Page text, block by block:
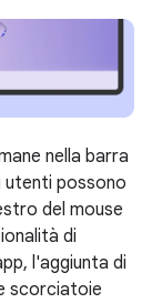
nella barra
utenti possono
del mouse
di
l'aggiunta di
scorciatoie